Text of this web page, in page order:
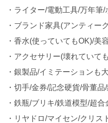
・ライター/電動工具/万年筆/
・ブランド家具(アンティー
・香水(使っていてもOK)/美
・アクセサリー(壊れていて
・銀製品/イミテーションも
・切手/金券/記念硬貨/骨董
・鉄瓶/ブリキ/鉄道模型/超
・リヤドロ/マイセン/クリス